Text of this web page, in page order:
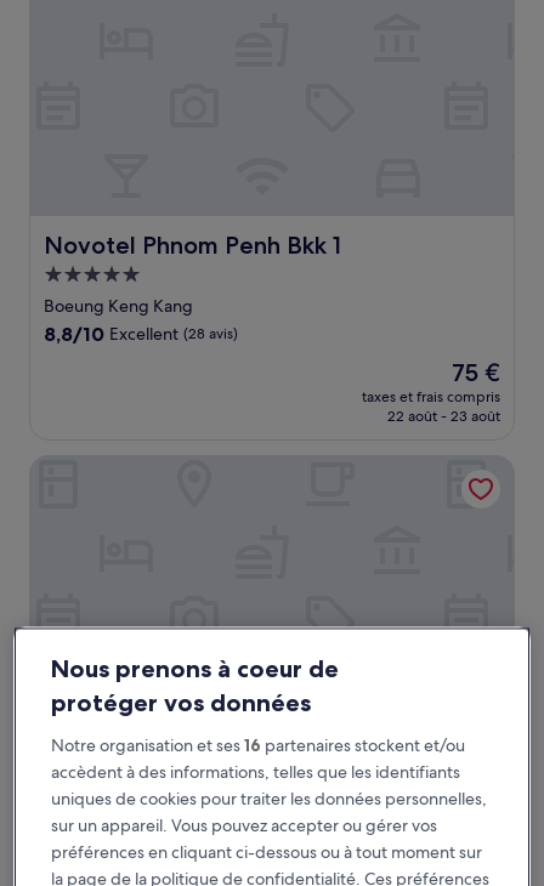
Novotel Phnom Penh Bkk 1
Novotel Phnom Penh Bkk 1
Hébergement
5.0 étoiles
Boeung Keng Kang
8.8
8,8/10 Excellent (28 avis)
Le
nouveau
prix
de
75 €
75 €
taxes et frais compris
22 août - 23 août
SUN & MOON, Riverside Hotel
SUN & MOON, Riverside Hotel
Hébergement
5.0 étoiles
Sangkat Tonle Bassac
sur
9,4/10 Exceptionnel (146 avis)
Le
Nous prenons à coeur de
protéger vos données
Notre organisation et ses16 partenaires stockent et/ou
accèdent à des informations, telles que les identifiants
uniques de cookies pour traiter les données personnelles,
sur un appareil. Vous pouvez accepter ou gérer vos
préférences en cliquant ci-dessous ou à tout moment sur
la page de la politique de confidentialité. Ces préférences